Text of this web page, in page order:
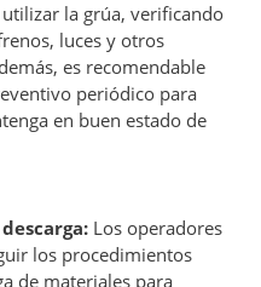
la grúa, verificando
luces y otros
es recomendable
periódico para
en buen estado de
Los operadores
los procedimientos
de materiales para